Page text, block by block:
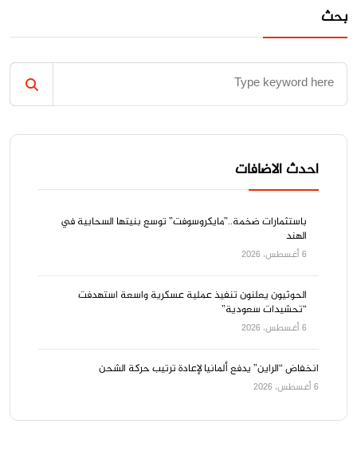
بحث
احدث الاضافات
باستثمارات ضخمة..”مايكروسوفت” توسع بنيتها السحابية في
الهند
6 أغسطس، 2026
الحوثيون يعلنون تنفيذ عملية عسكرية واسعة استهدفت
“تحشيدات سعودية”
6 أغسطس، 2026
انخفاض “الراين” يدفع ألمانيا لإعادة ترتيب حركة الشحن
6 أغسطس، 2026